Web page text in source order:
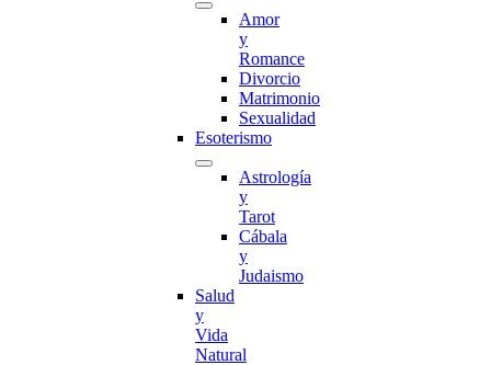
Amor
y
Romance
Divorcio
Matrimonio
Sexualidad
Esoterismo
Astrología
y
Tarot
Cábala
y
Judaismo
Salud
y
Vida
Natural